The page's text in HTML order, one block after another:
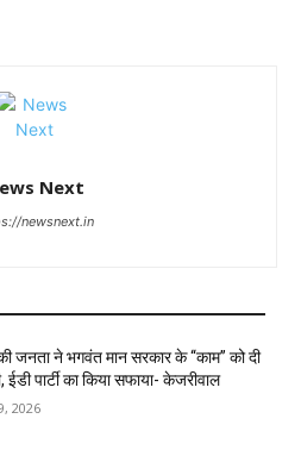
Next
newsnext.in
जनता ने भगवंत मान सरकार के ‘‘काम’’ को दी
ईडी पार्टी का किया सफाया- केजरीवाल
2026